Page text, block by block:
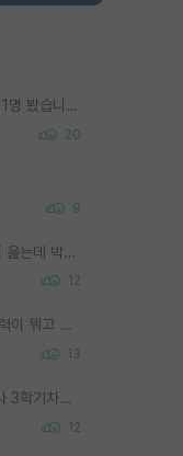
서성한 박사로 교수 된 사람 딱 1명 봤습니다. 근데 지방대 박사로 교수된 거는 기적이 일어나야되요. 서성한 학부부터여도 빡센게 교수임용일텐데 지방대박사로 무슨 교수가 되나요...... 중소기업/중견기업 팀장급/연구소장급이나 될거 같네요.
20
9
서당개 개 ㅅㄲ도 3년이면 풍월 읊는데 박사 5년 이상 대리고 있으면서 물된건 교수 탓 맞는ㄱ게 거기가 서당이 아니란 소리임
12
능력없는박사 란 말이지 뭐. 능력이 뭐고 능력이 있다는게 뭔지는 사람마다 기준이 다르니까 얘기해봐야 서로 자기 기준만 얘기해서 논쟁이 끝이 안나고. 주위에서 능력있고 야심있는 신입생이 교수가 유의미한 피드백을 아예 안주면서 제대로된 과제에 참여해볼 기회도 제공하지 않고 잡일 뺑뺑이만 돌려서 맨날 단순작업만 하면서 밤새다가 눈빛이 점점 죽어가는걸 본 사람은 물박사는 교수탓이라고 하고, 교수는 이것저것 알려도 주고 기회도 주고 사수 동기 붙여주면서 어떻게든 끌고가려고 하는데 본인이 매일 뺀질거리면서 출근 하는둥마는둥 하다가 기껏 와서도 폰이나 쳐다보다가 실험 망치고 저녁약속있어서 먼저 가볼게요~ 하는걸 본 사람은 물박사는 본인탓이라고 함.
13
가지마라. 신생랩이고 내가 석사 3학기차인데 최고참인데 나도 아무것도 모르는데 교수가 후배들 왜 논문 교육 안시키냐. 논문 왜 안 써오냐 닦달한다
12